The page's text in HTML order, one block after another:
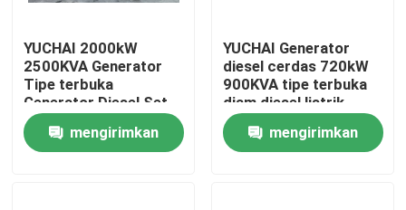
Rumah
Produk
YUCHAI 2000kW
2500KVA Generator
Tipe terbuka
Generator Diesel Set
Kualitas baik Harga
rendah Generator
tenaga gas alam
mengirimkan
YUCHAI Generator
diesel cerdas 720kW
900KVA tipe terbuka
diam diesel listrik
membuat generator
720kWmengirimkan